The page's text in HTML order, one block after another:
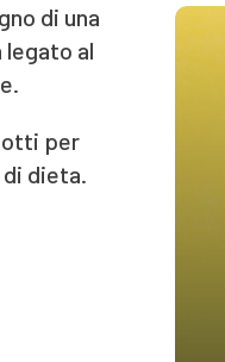
di una
al
per
dieta.